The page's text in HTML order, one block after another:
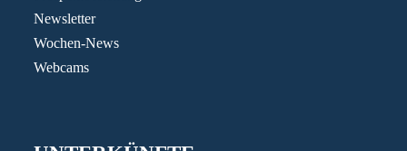
Newsletter
Wochen-News
Webcams